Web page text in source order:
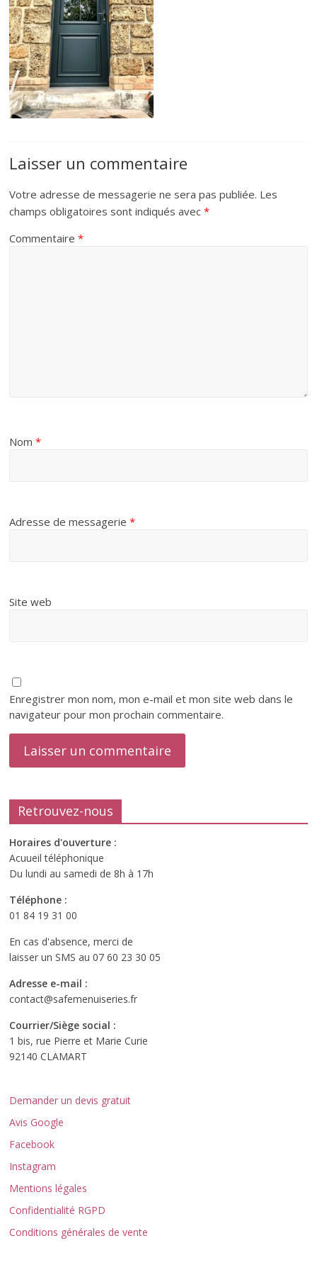
Laisser un commentaire
Votre adresse de messagerie ne sera pas publiée. Les
champs obligatoires sont indiqués avec*
Commentaire*
Nom*
Adresse de messagerie*
Site web
Enregistrer mon nom, mon e-mail et mon site web dans le
navigateur pour mon prochain commentaire.
Retrouvez-nous
Horaires d'ouverture :
Acuueil téléphonique
Du lundi au samedi de 8h à 17h
Téléphone :
01 84 19 31 00
En cas d'absence, merci de
laisser un SMS au 07 60 23 30 05
Adresse e-mail :
contact@safemenuiseries.fr
Courrier/Siège social :
1 bis, rue Pierre et Marie Curie
92140 CLAMART
Demander un devis gratuit
Avis Google
Facebook
Instagram
Mentions légales
Confidentialité RGPD
Conditions générales de vente